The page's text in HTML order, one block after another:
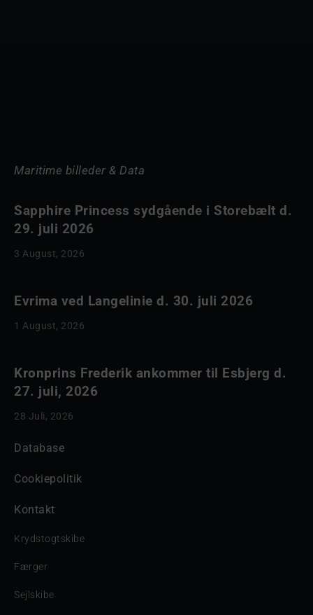
Maritime billeder & Data
Sapphire Princess sydgående i Storebælt d.
29. juli 2026
3 August, 2026
Evrima ved Langelinie d. 30. juli 2026
1 August, 2026
Kronprins Frederik ankommer til Esbjerg d.
27. juli, 2026
28 Juli, 2026
Database
Cookiepolitik
Kontakt
Krydstogtskibe
Færger
Sejlskibe